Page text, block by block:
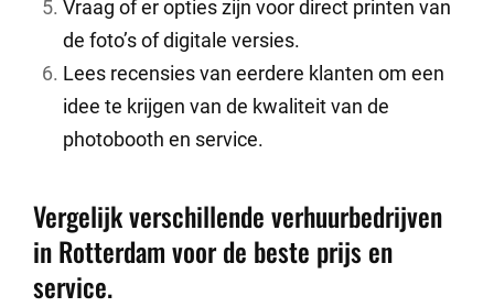
Vraag of er opties zijn voor direct printen van
de foto’s of digitale versies.
Lees recensies van eerdere klanten om een
idee te krijgen van de kwaliteit van de
photobooth en service.
Vergelijk verschillende verhuurbedrijven
in Rotterdam voor de beste prijs en
service.